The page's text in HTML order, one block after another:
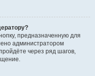
предназначенную для
администратором
через ряд шагов,